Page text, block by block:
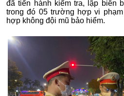
đã tiến hành kiểm tra, lập biên
trong đó 05 trường hợp vi
hợp không đội mũ bảo hiểm.